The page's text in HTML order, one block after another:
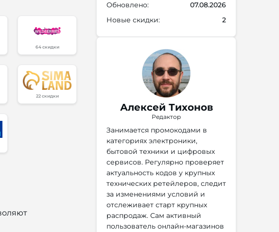
64 скидки
22 скидки
Обновлено:
07.08.2026
Новые скидки:
2
Алексей Тихонов
Редактор
Занимается промокодами в
категориях электроники,
бытовой техники и цифровых
сервисов. Регулярно проверяет
актуальность кодов у крупных
технических ретейлеров, следит
за изменениями условий и
отслеживает старт крупных
распродаж. Сам активный
пользователь онлайн-магазинов